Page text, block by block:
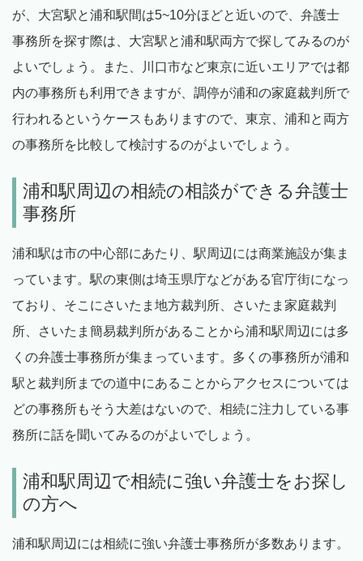
が、大宮駅と浦和駅間は5~10分ほどと近いので、弁護士
事務所を探す際は、大宮駅と浦和駅両方で探してみるのが
よいでしょう。また、川口市など東京に近いエリアでは都
内の事務所も利用できますが、調停が浦和の家庭裁判所で
行われるというケースもありますので、東京、浦和と両方
の事務所を比較して検討するのがよいでしょう。
浦和駅周辺の相続の相談ができる弁護士
事務所
浦和駅は市の中心部にあたり、駅周辺には商業施設が集ま
っています。駅の東側は埼玉県庁などがある官庁街になっ
ており、そこにさいたま地方裁判所、さいたま家庭裁判
所、さいたま簡易裁判所があることから浦和駅周辺には多
くの弁護士事務所が集まっています。多くの事務所が浦和
駅と裁判所までの道中にあることからアクセスについては
どの事務所もそう大差はないので、相続に注力している事
務所に話を聞いてみるのがよいでしょう。
浦和駅周辺で相続に強い弁護士をお探し
の方へ
浦和駅周辺には相続に強い弁護士事務所が多数あります。